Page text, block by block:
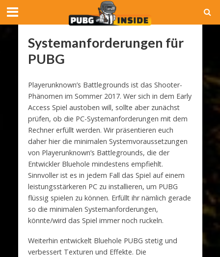
Systemanforderungen für
PUBG
Playerunknown’s Battlegrounds ist das Shooter-
Phänomen im Sommer 2017. Wer sich in dem Early
Access Spiel austoben will, sollte aber zunächst
prüfen, ob die PC-Systemanforderungen mit dem
Rechner erfüllt werden. Wir präsentieren euch
daher hier die minimalen Systemvoraussetzungen
von Playerunknown’s Battlegrounds, die der
Entwickler Bluehole mindestens empfiehlt.
Sinnvoller ist es in jedem Fall das Spiel auf einem
leistungsstärkeren PC zu installieren, um PUBG
flüssig spielen zu können. Erfüllt ihr nämlich gerade
so die minimalen Systemanforderungen,
könnte/wird das Spiel immer noch ruckeln.
Weiterhin entwickelt Bluehole PUBG stetig und
verbessert Texturen und Effekte. Die